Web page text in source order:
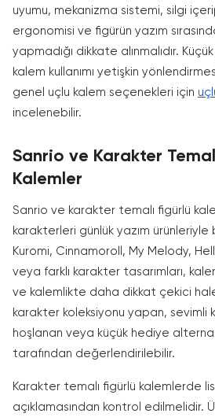
uyumu, mekanizma sistemi, silgi
ergonomisi ve figürün yazım
yapmadığı dikkate alınmalıdır.
kalem kullanımı yetişkin
genel uçlu kalem seçenekleri için
incelenebilir.
Sanrio ve Karakter
Kalemler
Sanrio ve karakter temalı figürlü
karakterleri günlük yazım
Kuromi, Cinnamoroll, My Melody,
veya farklı karakter tasarımları,
ve kalemlikte daha dikkat çekici
karakter koleksiyonu yapan, sevimli
hoşlanan veya küçük hediye
tarafından değerlendirilebilir.
Karakter temalı figürlü kalemlerde
açıklamasından kontrol edilmelidir.